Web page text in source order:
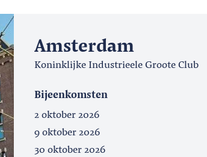
Amsterdam
Koninklijke Industrieele Groote Club
Bijeenkomsten
2 oktober 2026
9 oktober 2026
30 oktober 2026